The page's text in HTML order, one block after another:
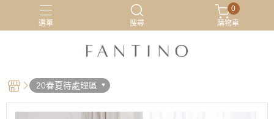
選單 搜尋
居家服 最新活動 有機棉
0
購物車
20春夏待處理區